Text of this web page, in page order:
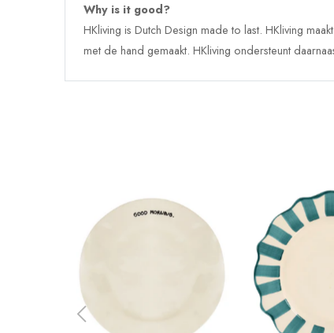
Why is it good?
HKliving is Dutch Design made to last. HKliving
met de hand gemaakt. HKliving ondersteunt